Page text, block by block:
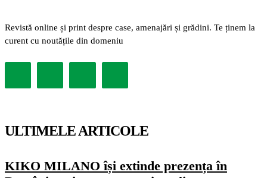
Revistă online și print despre case, amenajări și grădini. Te ținem la
curent cu noutățile din domeniu
ULTIMELE ARTICOLE
KIKO MILANO își extinde prezența în